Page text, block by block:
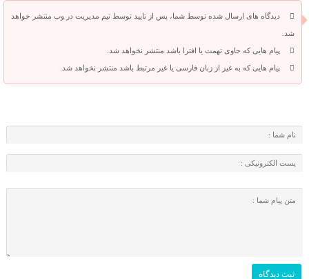
دیدگاه های ارسال شده توسط شما، پس از تایید توسط تیم مدیریت در وب منتشر خواهد
شد.
پیام هایی که حاوی تهمت یا افترا باشد منتشر نخواهد شد.
پیام هایی که به غیر از زبان فارسی یا غیر مرتبط باشد منتشر نخواهد شد.